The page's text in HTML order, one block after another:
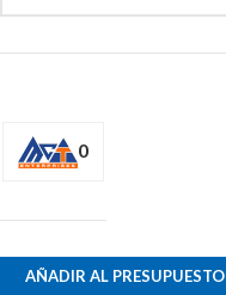
0
AÑADIR AL PRESUPUESTO